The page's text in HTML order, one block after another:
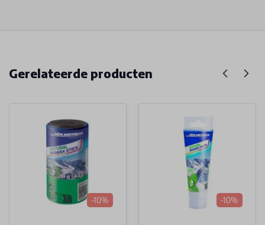
Gerelateerde producten
-10% -10%